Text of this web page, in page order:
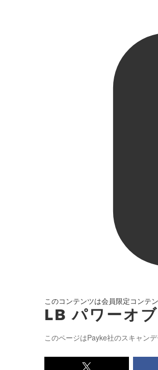
このコンテンツは会員限定コンテ
LB パワーオ
このページはPayke社のスキャン